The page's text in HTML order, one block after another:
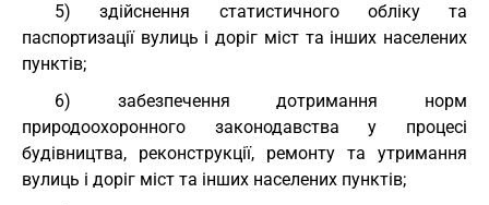
5) здійснення статистичного обліку та
паспортизації вулиць і доріг міст та інших населених
пунктів;
6) забезпечення дотримання норм
природоохоронного законодавства у процесі
будівництва, реконструкції, ремонту та утримання
вулиць і доріг міст та інших населених пунктів;